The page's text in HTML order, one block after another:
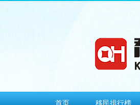
首页 移民排行榜